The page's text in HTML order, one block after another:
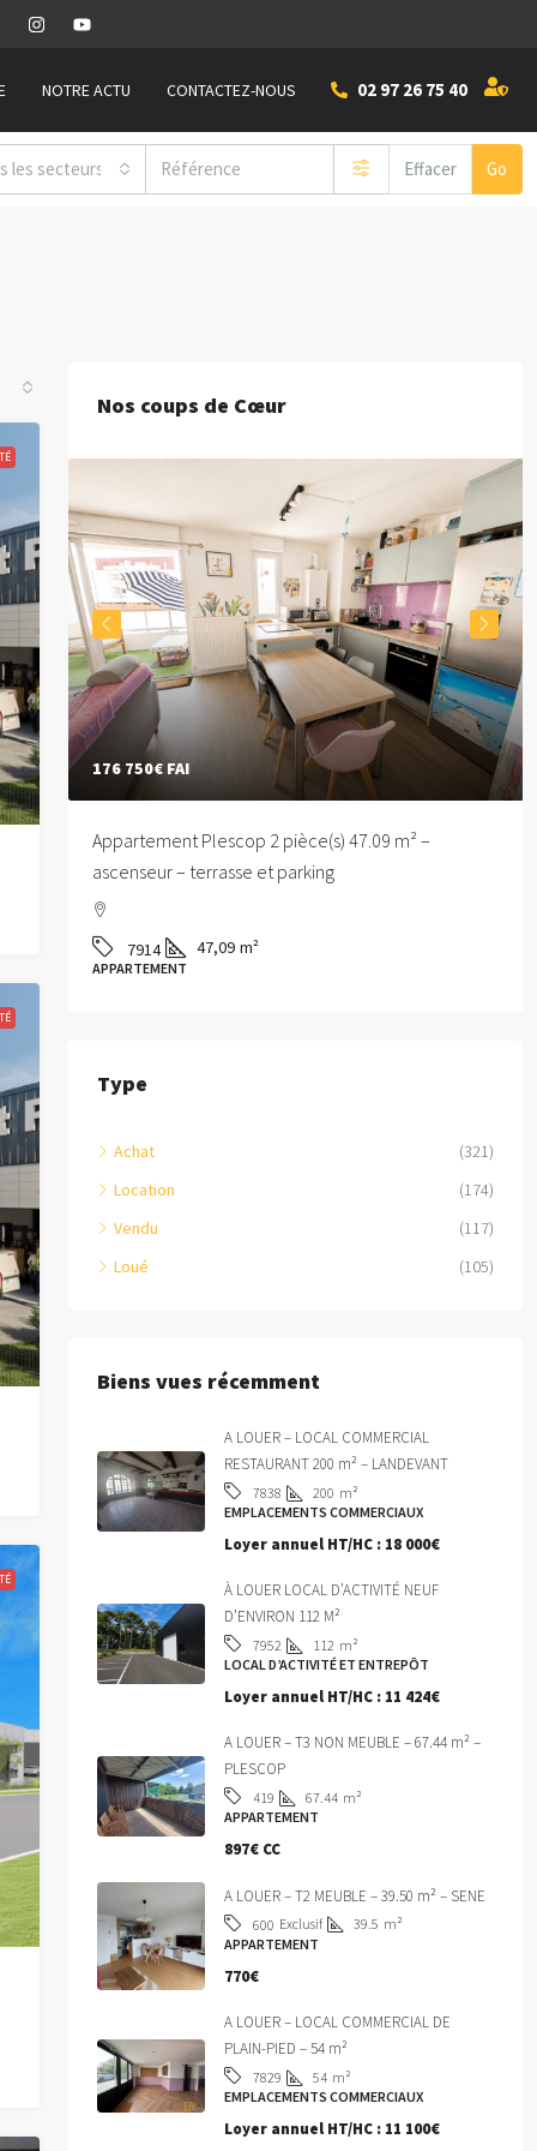
NOTRE ACTU CONTACTEZ-NOUS 02 97 26 75 40
les secteurs Effacer Go
Nos coups de Cœur
176 750€FAI
Appartement Plescop 2 pièce(s) 47.09 m² –
ascenseur – terrasse et parking
7914 47,09 m²
APPARTEMENT
Type
Achat
(321)
Location
(174)
Vendu
(117)
Loué
(105)
Biens vues récemment
A LOUER – LOCAL COMMERCIAL
RESTAURANT 200 m² – LANDEVANT
7838 200 m²
EMPLACEMENTS COMMERCIAUX
Loyer annuel HT/HC :18 000€
À LOUER LOCAL D’ACTIVITÉ NEUF
D’ENVIRON 112 M²
7952 112 m²
LOCAL D’ACTIVITÉ ET ENTREPÔT
Loyer annuel HT/HC :11 424€
A LOUER – T3 NON MEUBLE – 67.44 m² –
PLESCOP
419 67.44 m²
APPARTEMENT
897€ CC
A LOUER – T2 MEUBLE – 39.50 m² – SENE
600 Exclusif 39.5 m²
APPARTEMENT
770€
A LOUER – LOCAL COMMERCIAL DE
PLAIN-PIED – 54 m²
7829 54 m²
EMPLACEMENTS COMMERCIAUX
Loyer annuel HT/HC :11 100€